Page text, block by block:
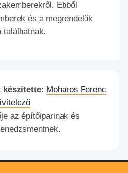
Ebből
és a megrendelők
találhatnak.
készítette: Moharos Ferenc
az építőiparinak és